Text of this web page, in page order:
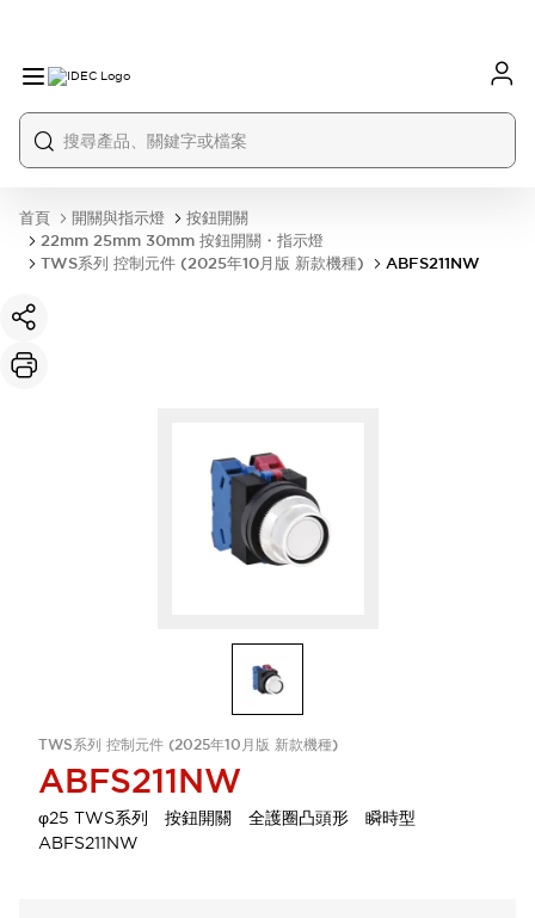
首頁 開關與指示燈
按鈕開關
22mm 25mm 30mm 按鈕開關・指示燈
TWS系列 控制元件 (2025年10月版 新款機種)
ABFS211NW
TWS系列 控制元件 (2025年10月版 新款機種)
ABFS211NW
φ25 TWS系列 按鈕開關 全護圈凸頭形 瞬時型
ABFS211NW